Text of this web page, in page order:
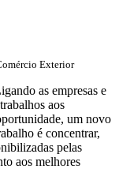
Exterior
as empresas e
aos
um novo
é concentrar,
pelas
aos melhores